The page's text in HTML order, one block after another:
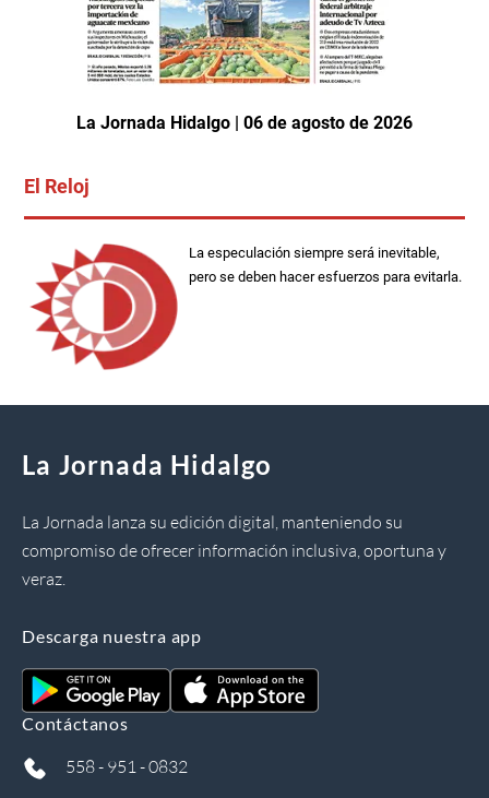
La Jornada Hidalgo | 06 de agosto de 2026
El Reloj
La especulación siempre será inevitable,
pero se deben hacer esfuerzos para evitarla.
La Jornada Hidalgo
La Jornada lanza su edición digital, manteniendo su
compromiso de ofrecer información inclusiva, oportuna y
veraz.
Descarga nuestra app
Contáctanos
558 - 951 - 0832